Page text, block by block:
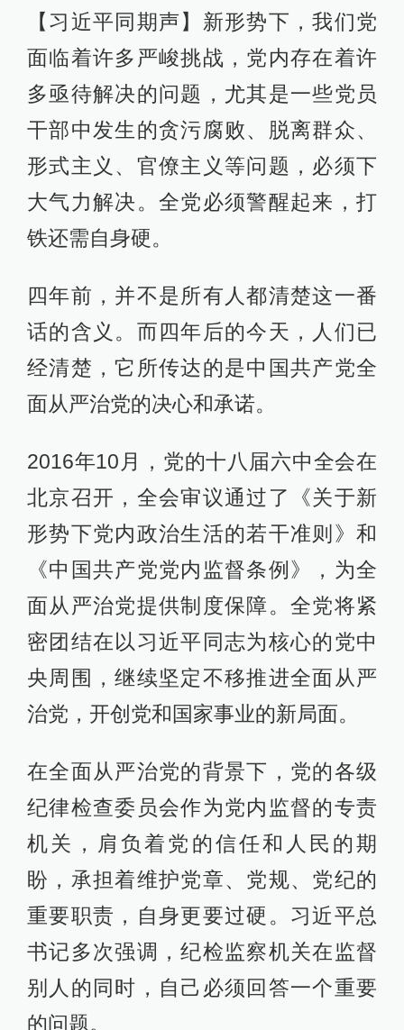
【习近平同期声】新形势下，我们党
面临着许多严峻挑战，党内存在着许
多亟待解决的问题，尤其是一些党员
干部中发生的贪污腐败、脱离群众、
形式主义、官僚主义等问题，必须下
大气力解决。全党必须警醒起来，打
铁还需自身硬。
四年前，并不是所有人都清楚这一番
话的含义。而四年后的今天，人们已
经清楚，它所传达的是中国共产党全
面从严治党的决心和承诺。
2016年10月，党的十八届六中全会在
北京召开，全会审议通过了《关于新
形势下党内政治生活的若干准则》和
《中国共产党党内监督条例》，为全
面从严治党提供制度保障。全党将紧
密团结在以习近平同志为核心的党中
央周围，继续坚定不移推进全面从严
治党，开创党和国家事业的新局面。
在全面从严治党的背景下，党的各级
纪律检查委员会作为党内监督的专责
机关，肩负着党的信任和人民的期
盼，承担着维护党章、党规、党纪的
重要职责，自身更要过硬。习近平总
书记多次强调，纪检监察机关在监督
别人的同时，自己必须回答一个重要
的问题。